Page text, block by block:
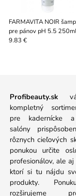
FARMAVITA NOIR
pre pánov pH 5.5
9.83 €
Profibeauty.sk
kompletný
pre kadernícke a
salóny
rôznych cieľových
ponukou určite
profesionálov, ale
ktorí si tu nájdu
produkty.
rozširujeme